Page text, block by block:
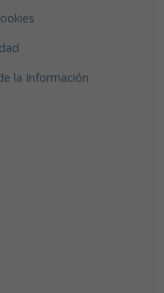
la Información